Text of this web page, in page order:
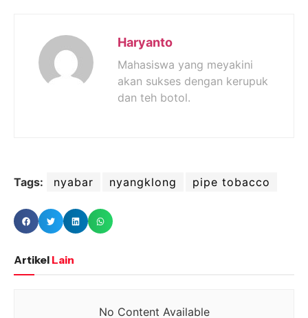
Haryanto
Mahasiswa yang meyakini
akan sukses dengan kerupuk
dan teh botol.
Tags: nyabar nyangklong pipe tobacco
Artikel Lain
No Content Available